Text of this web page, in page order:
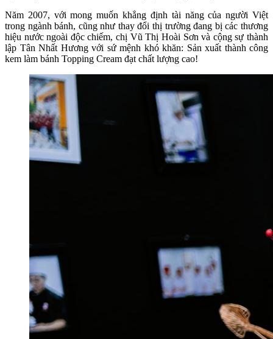
Năm 2007, với mong muốn khẳng định tài năng của người Việt
trong ngành bánh, cũng như thay đổi thị trường đang bị các thương
hiệu nước ngoài độc chiếm, chị Vũ Thị Hoài Sơn và cộng sự thành
lập Tân Nhất Hương với sứ mệnh khó khăn: Sản xuất thành công
kem làm bánh Topping Cream đạt chất lượng cao!